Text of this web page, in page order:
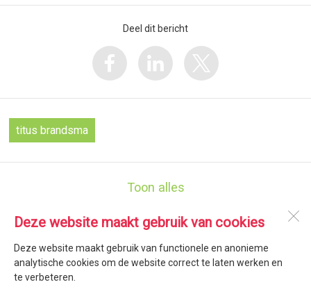
Deze website maakt gebruik van cookies
Deze website maakt gebruik van functionele en anonieme
analytische cookies om de website correct te laten werken en
te verbeteren.
Deel dit bericht
titus brandsma
Toon alles
Pienterpad 2
1775 AX
Middenmeer